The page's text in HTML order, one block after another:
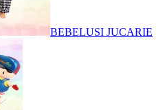
BEBELUSI JUCARIE